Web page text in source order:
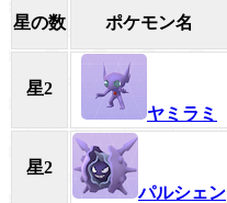
星の数 ポケモン名
星2
ヤミラミ
星2
パルシェン